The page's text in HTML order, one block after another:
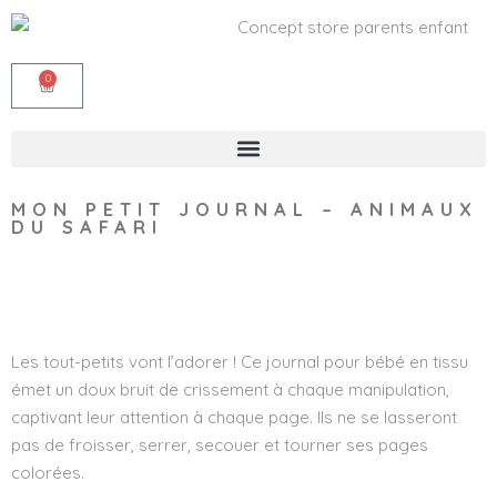
0
MON PETIT JOURNAL – ANIMAUX
DU SAFARI
Les tout-petits vont l’adorer ! Ce journal pour bébé en tissu
émet un doux bruit de crissement à chaque manipulation,
captivant leur attention à chaque page. Ils ne se lasseront
pas de froisser, serrer, secouer et tourner ses pages
colorées.